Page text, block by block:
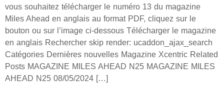
vous souhaitez télécharger le numéro 13 du magazine
Miles Ahead en anglais au format PDF, cliquez sur le
bouton ou sur l’image ci-dessous Télécharger le magazine
en anglais Rechercher skip render: ucaddon_ajax_search
Catégories Dernières nouvelles Magazine Xcentric Related
Posts MAGAZINE MILES AHEAD N25 MAGAZINE MILES
AHEAD N25 08/05/2024 […]